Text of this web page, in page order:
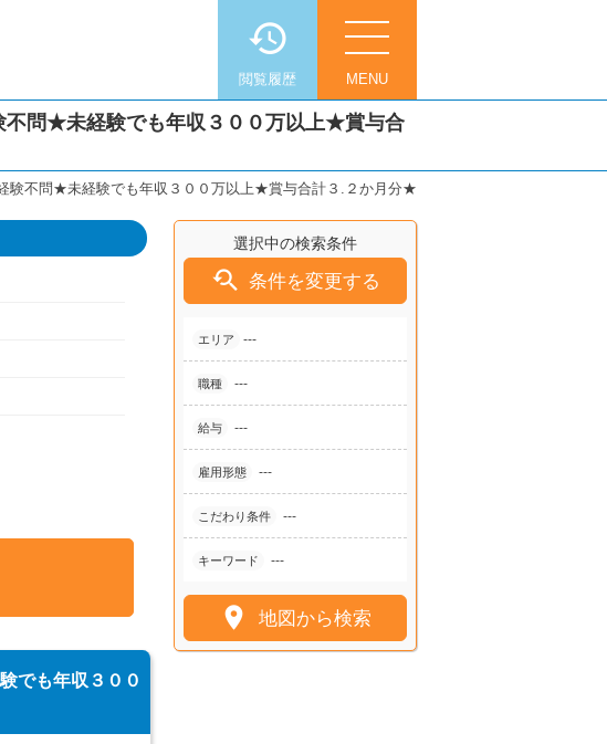
MENU
閲覧履歴
不問★未経験でも年収３００万以上★賞与合
験不問★未経験でも年収３００万以上★賞与合計３.２か月分★
選択中の検索条件
 条件を変更する
エリア ---
職種 ---
給与 ---
雇用形態 ---
こだわり条件 ---
キーワード ---
 地図から検索
でも年収３００